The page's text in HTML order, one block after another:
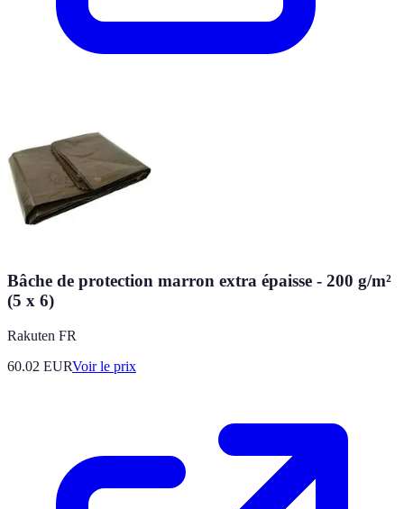
Bâche de protection marron extra épaisse - 200 g/m²
(5 x 6)
Rakuten FR
60.02 EURVoir le prix